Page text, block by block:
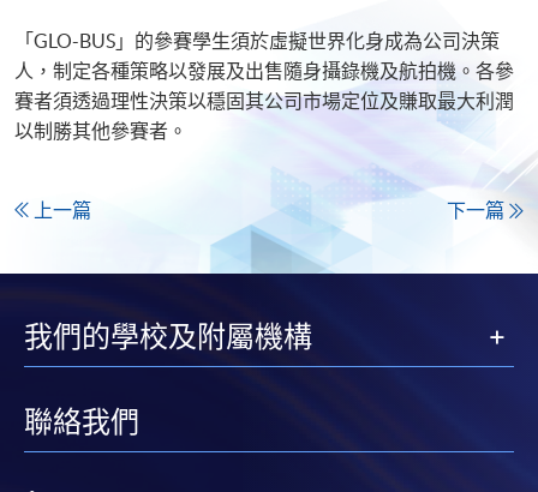
「GLO-BUS」的參賽學生須於虛擬世界化身成為公司決策
人，制定各種策略以發展及出售隨身攝錄機及航拍機。各參
賽者須透過理性決策以穩固其公司市場定位及賺取最大利潤
以制勝其他參賽者。
上一篇 下一篇
我們的學校及附屬機構
聯絡我們